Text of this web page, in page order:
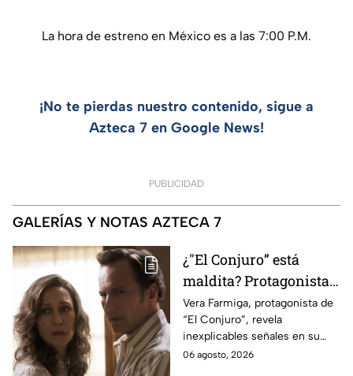
La hora de estreno en México es a las 7:00 P.M.
¡No te pierdas nuestro contenido, sigue a
Azteca 7 en Google News!
PUBLICIDAD
GALERÍAS Y NOTAS AZTECA 7
¿"El Conjuro” está
maldita? Protagonista
revela INQUIETANTES
señales en su cuerpo
durante la grabación de
la película
Vera Farmiga, protagonista de
“El Conjuro”, revela
inexplicables señales en su
cuerpo durante el rodaje de la
06 agosto, 2026